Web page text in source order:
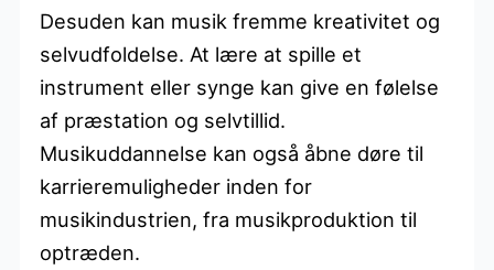
Desuden kan musik fremme kreativitet og
selvudfoldelse. At lære at spille et
instrument eller synge kan give en følelse
af præstation og selvtillid.
Musikuddannelse kan også åbne døre til
karrieremuligheder inden for
musikindustrien, fra musikproduktion til
optræden.